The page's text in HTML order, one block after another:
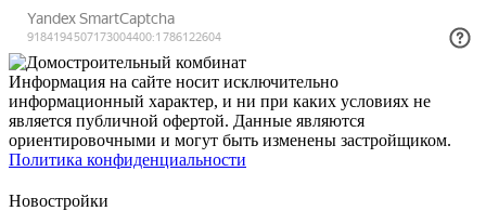
Информация на сайте носит исключительно
информационный характер, и ни при каких условиях не
является публичной офертой. Данные являются
ориентировочными и могут быть изменены застройщиком.
Политика конфиденциальности
Новостройки